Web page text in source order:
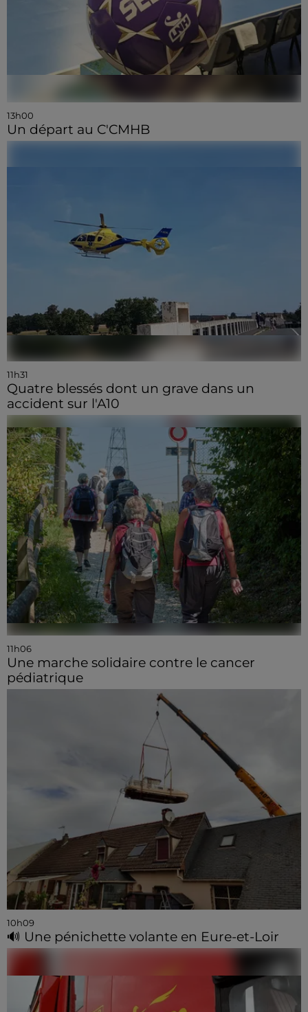
13h00
Un départ au C'CMHB
11h31
Quatre blessés dont un grave dans un
accident sur l'A10
11h06
Une marche solidaire contre le cancer
pédiatrique
10h09
🔊 Une pénichette volante en Eure-et-Loir